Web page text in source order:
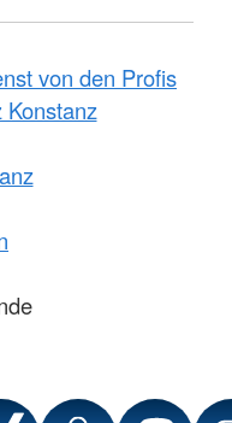
von den Profis
Konstanz